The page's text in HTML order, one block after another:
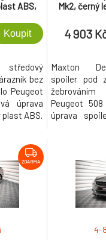
ABS,
Koupit
bez
Peugeot
úprava
ABS.
Mk2, černý
4 903
Maxton
spoiler pod
Peugeot 508
úprava
ZDARMA
4-